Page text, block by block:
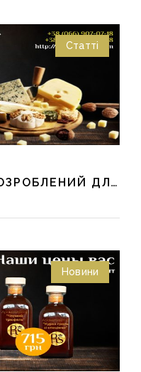
Статті
АРОМАГОЛД “ГОРІХ” РОЗРОБЛЕНИЙ ДЛЯ СИРУ ТА СИРНИХ ПРОДУКТІВ
Новини